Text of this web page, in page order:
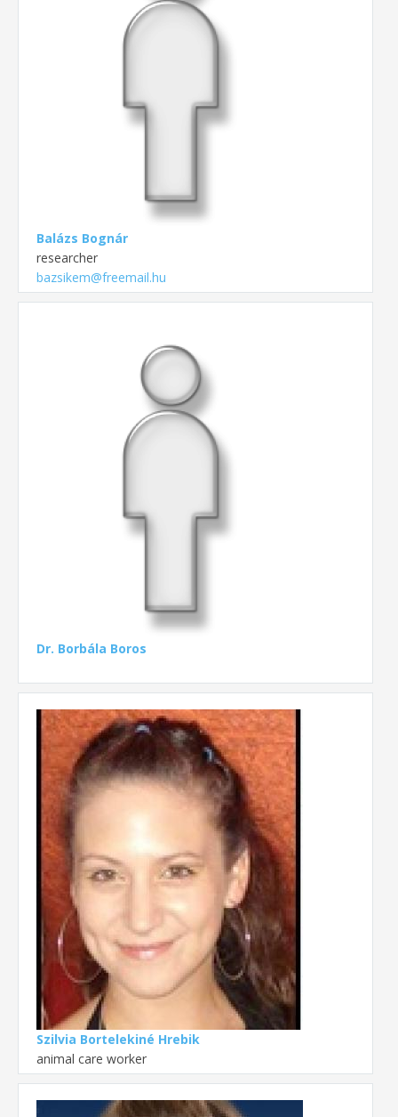
Balázs Bognár
researcher
bazsikem@freemail.hu
Dr. Borbála Boros
Szilvia Bortelekiné Hrebik
animal care worker